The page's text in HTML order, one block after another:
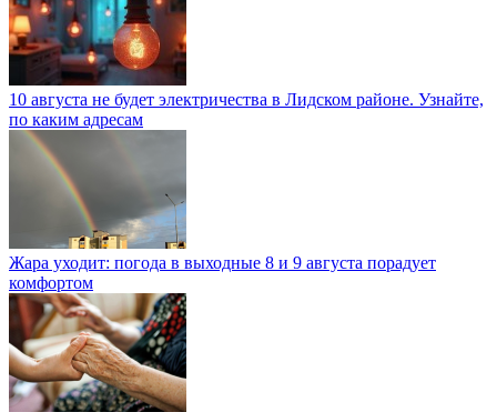
10 августа не будет электричества в Лидском районе. Узнайте,
по каким адресам
Жара уходит: погода в выходные 8 и 9 августа порадует
комфортом